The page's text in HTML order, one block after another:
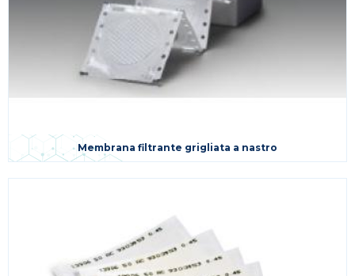
Membrana filtrante grigliata a nastro